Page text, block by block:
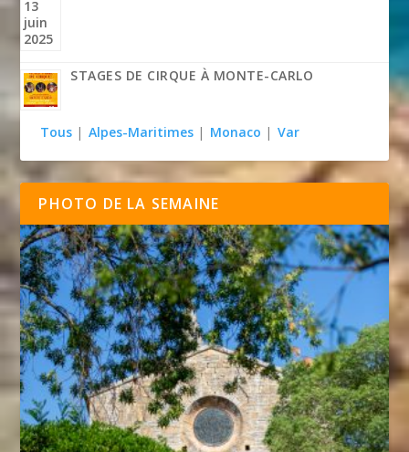
STAGES DE CIRQUE À MONTE-CARLO
Tous | Alpes-Maritimes | Monaco | Var
PHOTO DE LA SEMAINE